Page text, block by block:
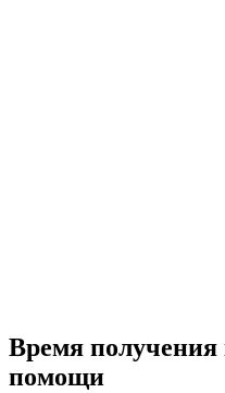
Время получения
помощи